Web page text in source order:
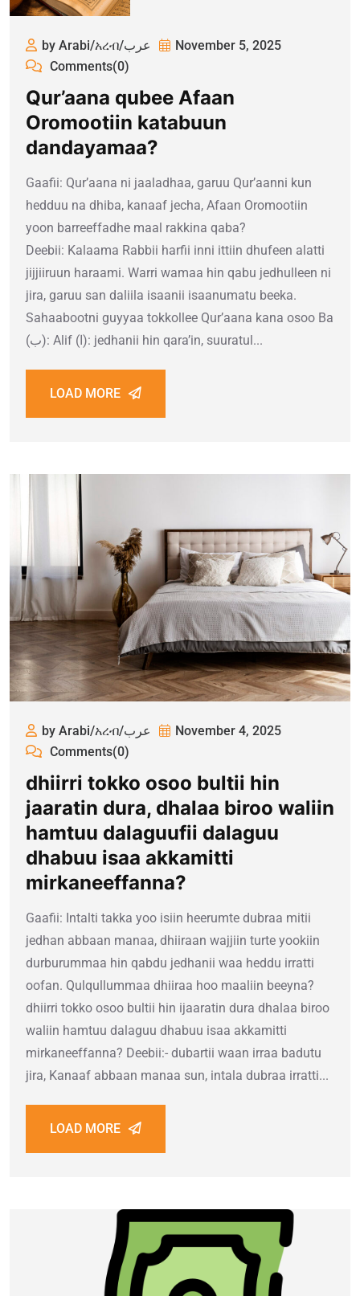
by Arabi/አረብ/عرب
November 5, 2025
Comments(0)
Qur’aana qubee Afaan
Oromootiin katabuun
dandayamaa?
Gaafii: Qur’aana ni jaaladhaa, garuu Qur’aanni kun
hedduu na dhiba, kanaaf jecha, Afaan Oromootiin
yoon barreeffadhe maal rakkina qaba?
Deebii: Kalaama Rabbii harfii inni ittiin dhufeen alatti
jijjiiruun haraami. Warri wamaa hin qabu jedhulleen ni
jira, garuu san daliila isaanii isaanumatu beeka.
Sahaabootni guyyaa tokkollee Qur’aana kana osoo Ba
(ب): Alif (ا): jedhanii hin qara’in, suuratul...
LOAD MORE
by Arabi/አረብ/عرب
November 4, 2025
Comments(0)
dhiirri tokko osoo bultii hin
jaaratin dura, dhalaa biroo waliin
hamtuu dalaguufii dalaguu
dhabuu isaa akkamitti
mirkaneeffanna?
Gaafii: Intalti takka yoo isiin heerumte dubraa mitii
jedhan abbaan manaa, dhiiraan wajjiin turte yookiin
durburummaa hin qabdu jedhanii waa heddu irratti
oofan. Qulqullummaa dhiiraa hoo maaliin beeyna?
dhiirri tokko osoo bultii hin ijaaratin dura dhalaa biroo
waliin hamtuu dalaguu dhabuu isaa akkamitti
mirkaneeffanna? Deebii:- dubartii waan irraa badutu
jira, Kanaaf abbaan manaa sun, intala dubraa irratti...
LOAD MORE